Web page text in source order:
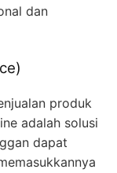
dan
produk
adalah solusi
dapat